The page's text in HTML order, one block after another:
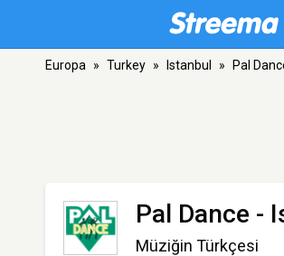
Europa » Turkey » Istanbul » Pal
Pal Dance -
Müziğin Türkçesi